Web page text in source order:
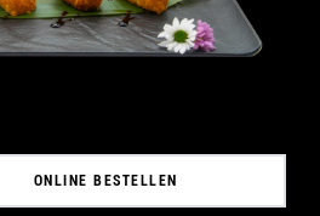
ONLINE BESTELLEN